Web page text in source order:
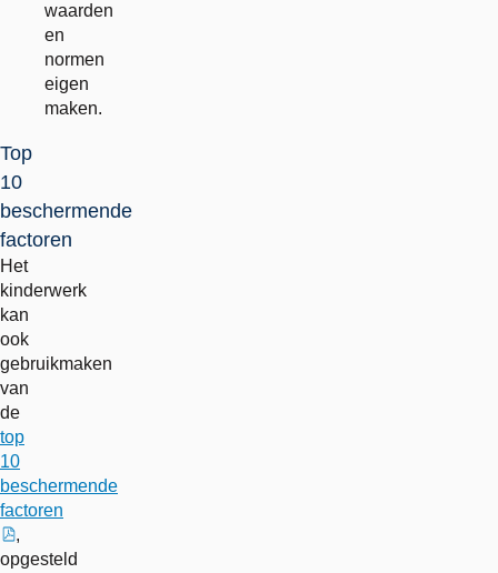
waarden
en
normen
eigen
maken.
Top
10
beschermende
factoren
Het
kinderwerk
kan
ook
gebruikmaken
van
de
top
10
beschermende
factoren
externe
,
opgesteld